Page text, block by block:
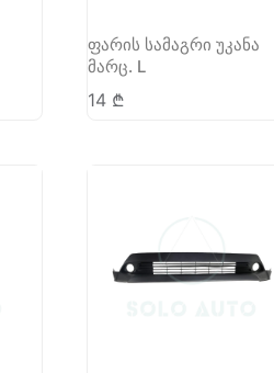
ფარის სამაგრი უკანა
მარც. L
14 ₾